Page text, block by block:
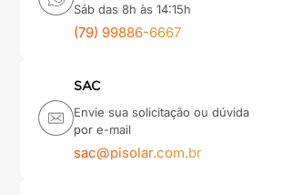
Sáb das 8h às 14:15h
(79) 99886-6667
SAC
Envie sua solicitação ou dúvida
por e-mail
sac@pisolar.com.br